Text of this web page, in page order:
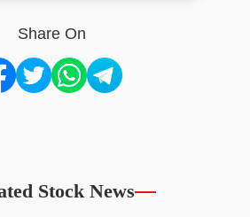
Share On
Stock News